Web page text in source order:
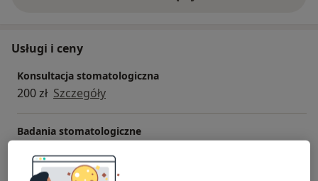
Usługi i ceny
Konsultacja stomatologiczna
200 zł Szczegóły
Badania stomatologiczne